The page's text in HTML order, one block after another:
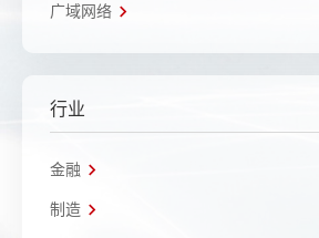
广域网络
行业
金融
制造